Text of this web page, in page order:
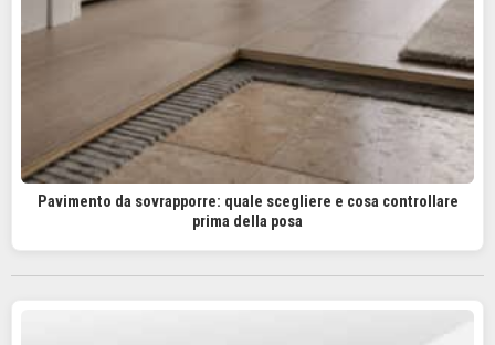
Pavimento da sovrapporre: quale scegliere e cosa controllare
prima della posa